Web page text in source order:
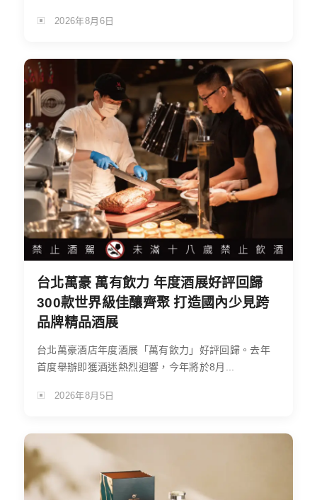
2026年8月6日
台北萬豪 萬有飲力 年度酒展好評回歸
300款世界級佳釀齊聚 打造國內少見跨
品牌精品酒展
台北萬豪酒店年度酒展「萬有飲力」好評回歸。去年
首度舉辦即獲酒迷熱烈迴響，今年將於8月...
2026年8月5日